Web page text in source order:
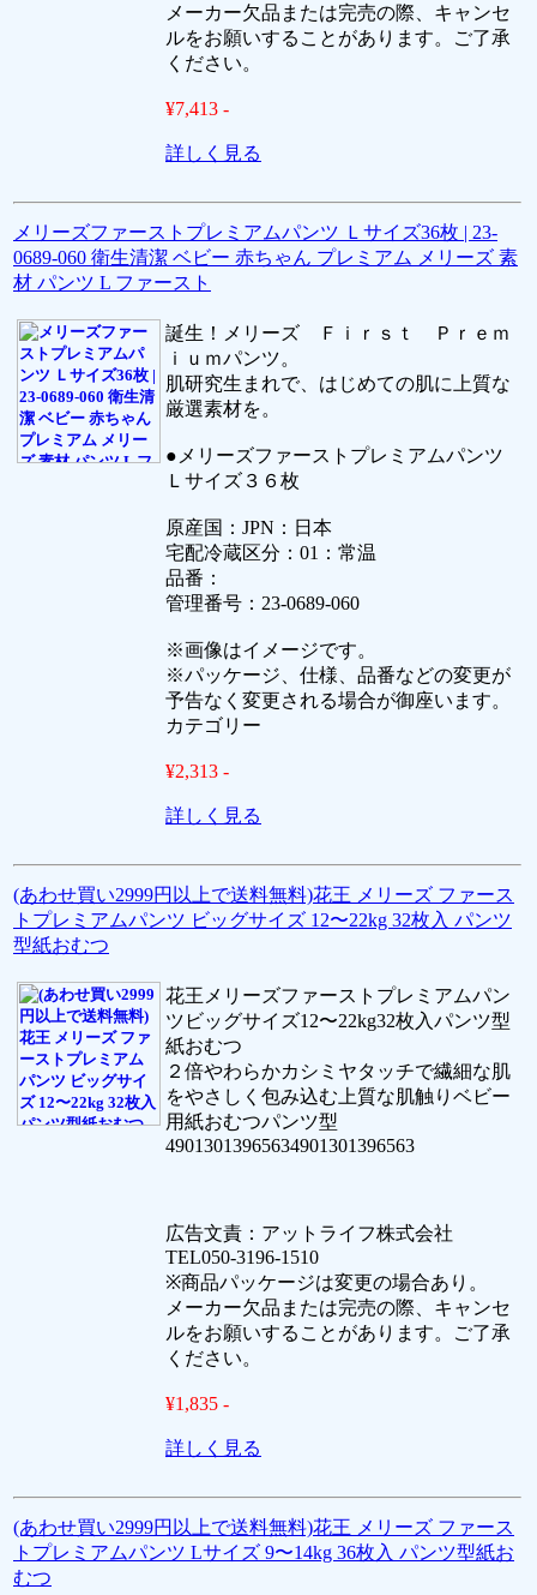
メーカー欠品または完売の際、キャンセ
ルをお願いすることがあります。ご了承
ください。
¥7,413 -
詳しく見る
メリーズファーストプレミアムパンツ Ｌサイズ36枚 | 23-
0689-060 衛生清潔 ベビー 赤ちゃん プレミアム メリーズ 素
材 パンツ L ファースト
誕生！メリーズ Ｆｉｒｓｔ Ｐｒｅｍ
ｉｕｍパンツ。
肌研究生まれで、はじめての肌に上質な
厳選素材を。
●メリーズファーストプレミアムパンツ
Ｌサイズ３６枚
原産国：JPN：日本
宅配冷蔵区分：01：常温
品番：
管理番号：23-0689-060
※画像はイメージです。
※パッケージ、仕様、品番などの変更が
予告なく変更される場合が御座います。
カテゴリー
¥2,313 -
詳しく見る
(あわせ買い2999円以上で送料無料)花王 メリーズ ファース
トプレミアムパンツ ビッグサイズ 12〜22kg 32枚入 パンツ
型紙おむつ
花王メリーズファーストプレミアムパン
ツビッグサイズ12〜22kg32枚入パンツ型
紙おむつ
２倍やわらかカシミヤタッチで繊細な肌
をやさしく包み込む上質な肌触りベビー
用紙おむつパンツ型
49013013965634901301396563
広告文責：アットライフ株式会社
TEL050-3196-1510
※商品パッケージは変更の場合あり。
メーカー欠品または完売の際、キャンセ
ルをお願いすることがあります。ご了承
ください。
¥1,835 -
詳しく見る
(あわせ買い2999円以上で送料無料)花王 メリーズ ファース
トプレミアムパンツ Lサイズ 9〜14kg 36枚入 パンツ型紙お
むつ